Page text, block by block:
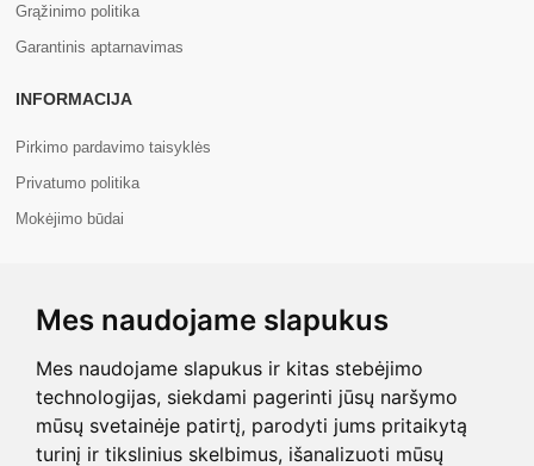
Mes naudojame slapukus
Mes naudojame slapukus ir kitas stebėjimo
technologijas, siekdami pagerinti jūsų naršymo
mūsų svetainėje patirtį, parodyti jums pritaikytą
turinį ir tikslinius skelbimus, išanalizuoti mūsų
Grąžinimo politika
Garantinis aptarnavimas
INFORMACIJA
Pirkimo pardavimo taisyklės
Privatumo politika
Mokėjimo būdai
Apie mus